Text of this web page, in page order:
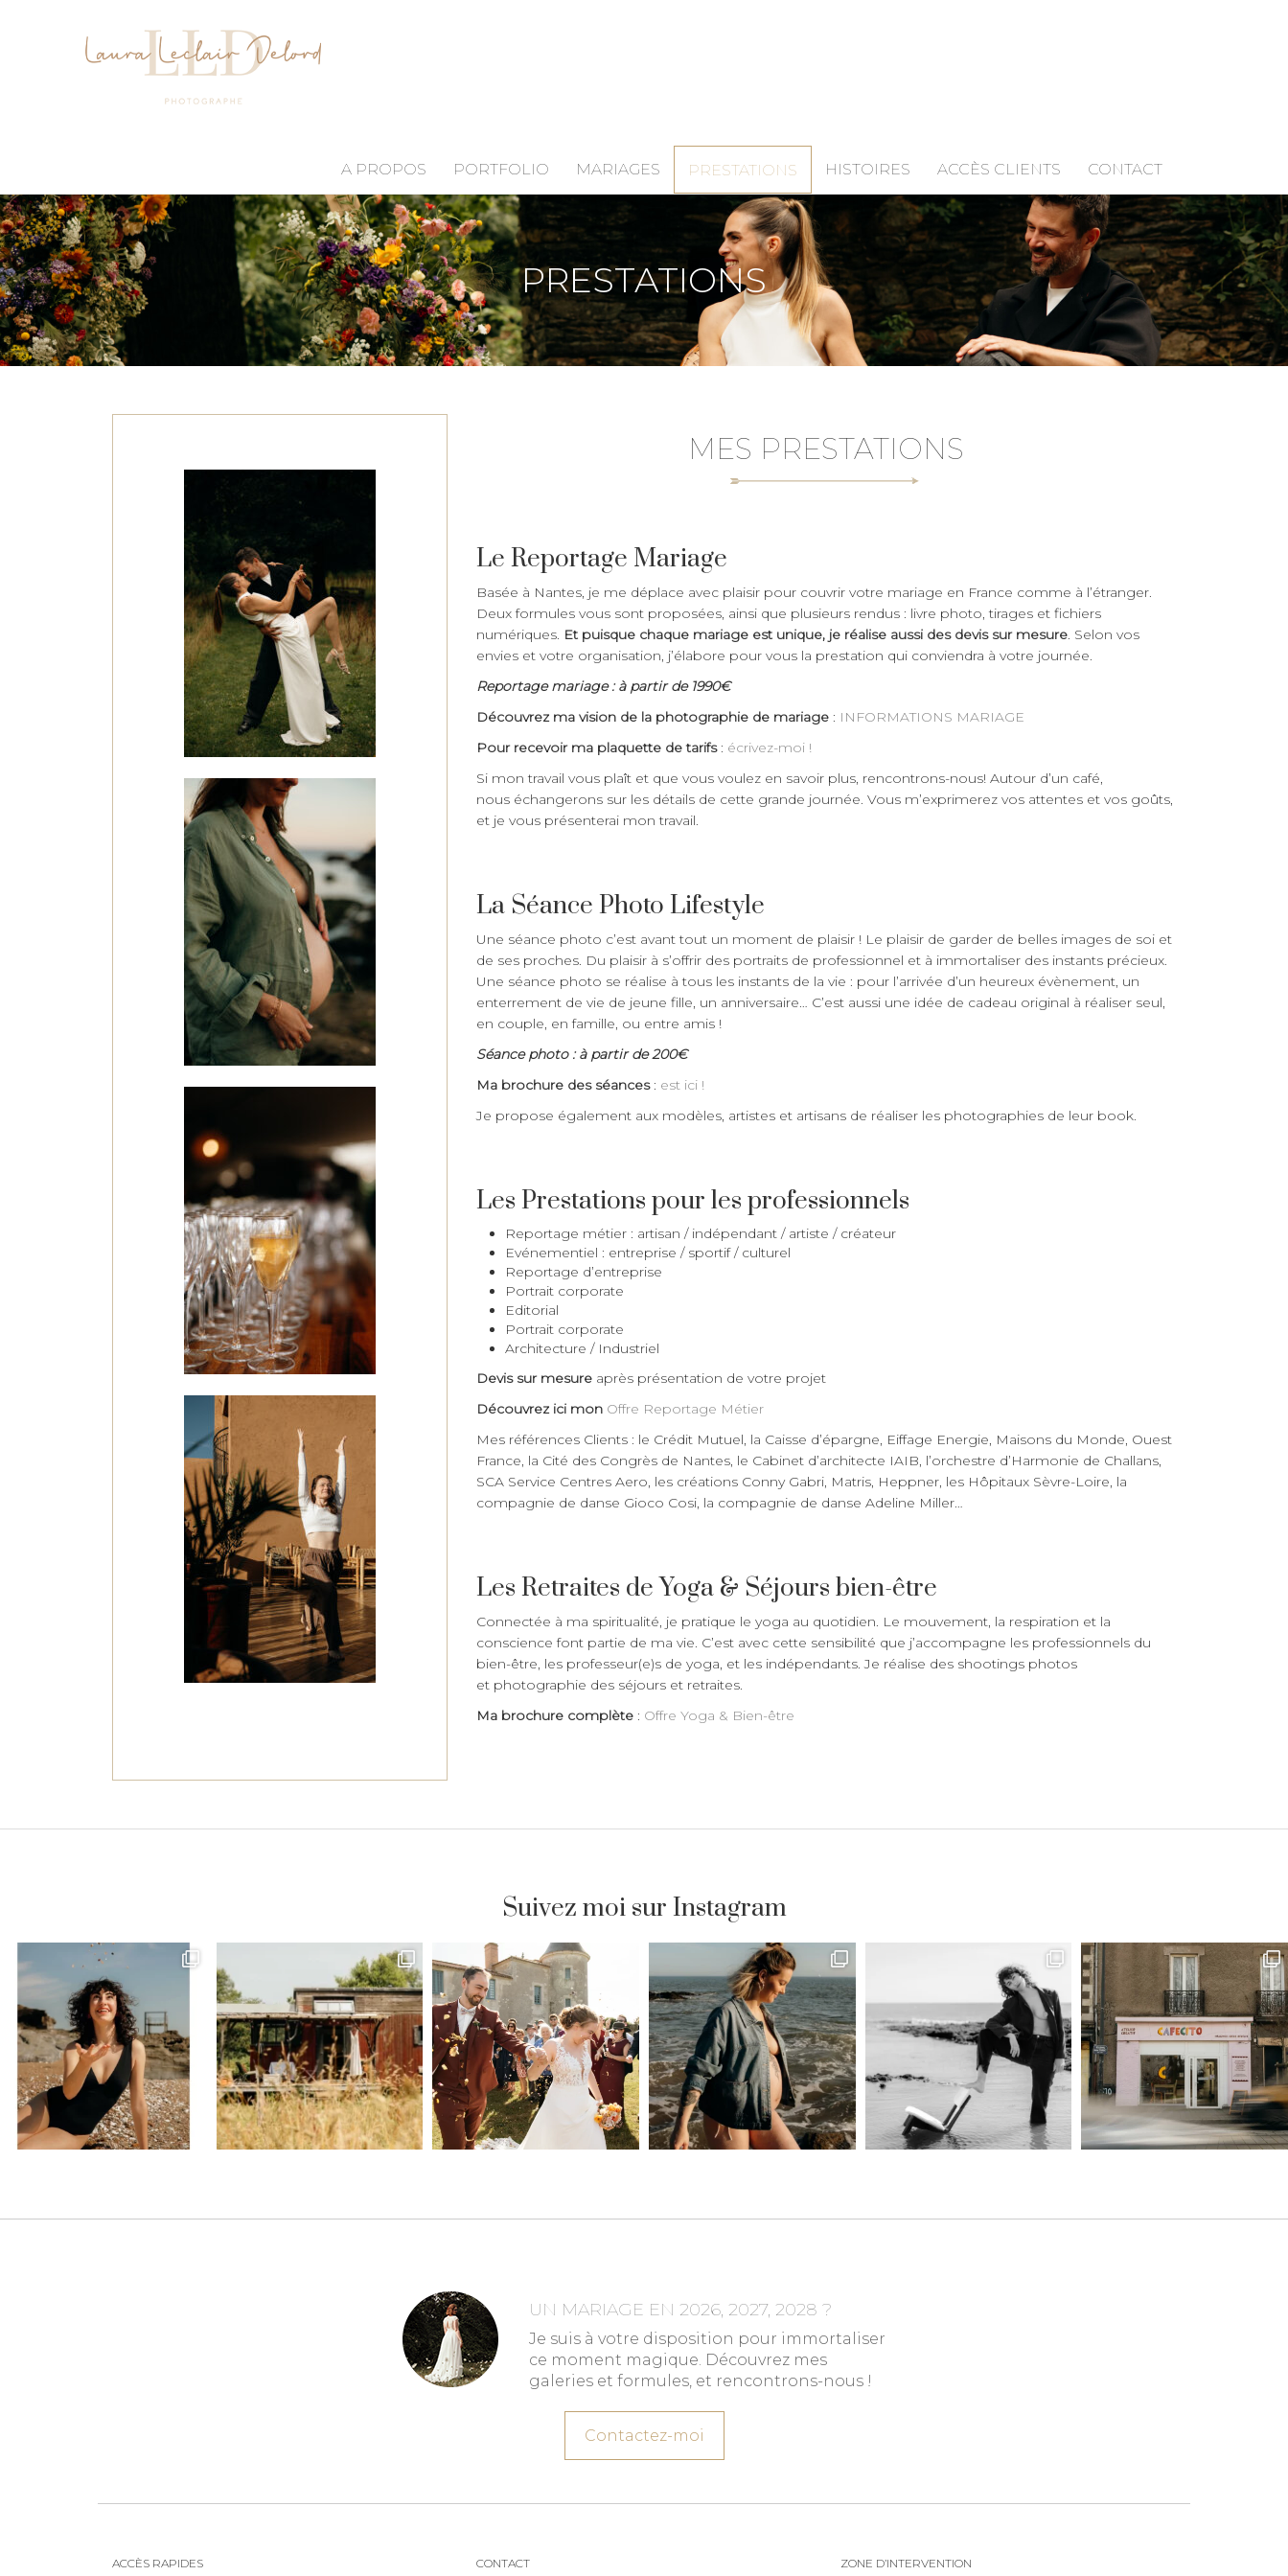
A PROPOS PORTFOLIO MARIAGES PRESTATIONS HISTOIRES ACCÈS CLIENTS CONTACT
PRESTATIONS
MES PRESTATIONS
Le Reportage Mariage
Basée à Nantes, je me déplace avec plaisir pour couvrir votre mariage en France comme à l’étranger.
Deux formules vous sont proposées, ainsi que plusieurs rendus : livre photo, tirages et fichiers
numériques. Et puisque chaque mariage est unique, je réalise aussi des devis sur mesure. Selon vos
envies et votre organisation, j’élabore pour vous la prestation qui conviendra à votre journée.
Reportage mariage : à partir de 1990€
Découvrez ma vision de la photographie de mariage : INFORMATIONS MARIAGE
Pour recevoir ma plaquette de tarifs: écrivez-moi !
Si mon travail vous plaît et que vous voulez en savoir plus, rencontrons-nous! Autour d’un café,
nous échangerons sur les détails de cette grande journée. Vous m’exprimerez vos attentes et vos goûts,
et je vous présenterai mon travail.
La Séance Photo Lifestyle
Une séance photo c’est avant tout un moment de plaisir ! Le plaisir de garder de belles images de soi et
de ses proches. Du plaisir à s’offrir des portraits de professionnel et à immortaliser des instants précieux.
Une séance photo se réalise à tous les instants de la vie : pour l’arrivée d’un heureux évènement, un
enterrement de vie de jeune fille, un anniversaire… C’est aussi une idée de cadeau original à réaliser seul,
en couple, en famille, ou entre amis !
Séance photo : à partir de 200€
Ma brochure des séances: est ici !
Je propose également aux modèles, artistes et artisans de réaliser les photographies de leur book.
Les Prestations pour les professionnels
Reportage métier : artisan / indépendant / artiste / créateur
Evénementiel : entreprise / sportif / culturel
Reportage d’entreprise
Portrait corporate
Editorial
Portrait corporate
Architecture / Industriel
Devis sur mesure après présentation de votre projet
Découvrez ici mon Offre Reportage Métier
Mes références Clients : le Crédit Mutuel, la Caisse d’épargne, Eiffage Energie, Maisons du Monde, Ouest
France, la Cité des Congrès de Nantes, le Cabinet d’architecte IAIB, l’orchestre d’Harmonie de Challans,
SCA Service Centres Aero, les créations Conny Gabri, Matris, Heppner, les Hôpitaux Sèvre-Loire, la
compagnie de danse Gioco Cosi, la compagnie de danse Adeline Miller…
Les Retraites de Yoga & Séjours bien-être
Connectée à ma spiritualité, je pratique le yoga au quotidien. Le mouvement, la respiration et la
conscience font partie de ma vie. C’est avec cette sensibilité que j’accompagne les professionnels du
bien-être, les professeur(e)s de yoga, et les indépendants. Je réalise des shootings photos
et photographie des séjours et retraites.
Ma brochure complète : Offre Yoga & Bien-être
Suivez moi sur Instagram
UN MARIAGE EN 2026, 2027, 2028 ?
Je suis à votre disposition pour immortaliser
ce moment magique. Découvrez mes
galeries et formules, et rencontrons-nous !
Contactez-moi
ACCÈS RAPIDES CONTACT ZONE D’INTERVENTION